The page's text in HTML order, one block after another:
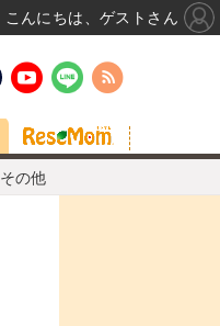
その他
こんにちは、ゲストさん